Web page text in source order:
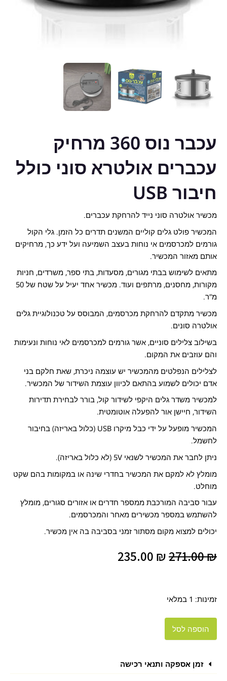
עכבר נוס 360 מרחיק
עכברים אולטרא סוני כולל
חיבור USB
מכשיר אולטרה סוני נייד להרחקת עכברים.
המכשיר פולט גלים קוליים המשנים תדרים כל הזמן. גלי הקול
גורמים למכרסמים אי נוחות בעצב השמיעה ועל ידע כך, מרחיקים
אותם מאזור המכשיר.
מתאים לשימוש בבתי מגורים, מסעדות, בתי ספר, משרדים, חניות
מקורות, מחסנים, מרתפים ועוד. מכשיר אחד יעיל על שטח של 50
מ”ר.
מכשיר מתקדם להרחקת מכרסמים, המבוסס על טכנולוגיית גלים
אולטרה סונים.
בשילוב צלילים סוניים, אשר גורמים למכרסמים לאי נוחות ונעימות
והם עוזבים את המקום.
לצלילים הנפלטים מהמכשיר יש עוצמה ניכרת, שאת חלקם בני
אדם יכולים לשמוע בהתאם לכיוון עוצמת השידור של המכשיר.
למכשיר משדר גלים היקפי לשידור קול, בורר לבחירת תדירות
השידור, חיישן אור להפעלה אוטומטית.
המכשיר מופעל על ידי כבל מיקרו USB (כלול באריזה) בחיבור
לחשמל.
ניתן לחבר את המכשיר לשנאי 5V (לא כלול באריזה).
מומלץ לא למקם את המכשיר בחדרי שינה או במקומות בהם שקט
מוחלט.
עבור סביבה המורכבת ממספר חדרים או אזורים סגורים, מומלץ
להשתמש במספר מכשירים מאחר והמכרסמים.
יכולים למצוא מקום מסתור זמני בסביבה בה אין מכשיר.
271.00₪
המחיר
271.00 ₪.
235.00 ₪
זמינות: 1 במלאי
כמות
עכבר
נוס
360
אולטרא
הוספה לסל
זמן אספקה ותנאי רכישה